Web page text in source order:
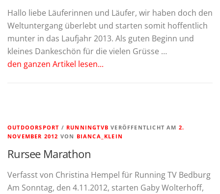
Hallo liebe Läuferinnen und Läufer, wir haben doch den
Weltuntergang überlebt und starten somit hoffentlich
munter in das Laufjahr 2013. Als guten Beginn und
kleines Dankeschön für die vielen Grüsse …
den ganzen Artikel lesen...
OUTDOORSPORT / RUNNINGTVB VERÖFFENTLICHT AM 2.
NOVEMBER 2012 VON BIANCA_KLEIN
Rursee Marathon
Verfasst von Christina Hempel für Running TV Bedburg
Am Sonntag, den 4.11.2012, starten Gaby Wolterhoff,